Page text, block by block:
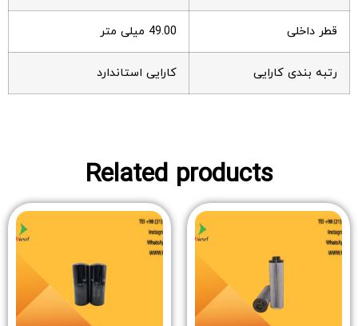
قطر داخلی 49.00 میلی متر
رتبه بندی کارایی کارایی استاندارد
Related products